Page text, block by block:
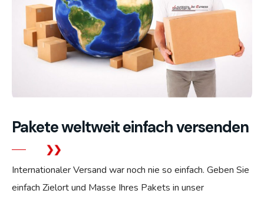
Pakete weltweit einfach versenden
Internationaler Versand war noch nie so einfach. Geben Sie
einfach Zielort und Masse Ihres Pakets in unser